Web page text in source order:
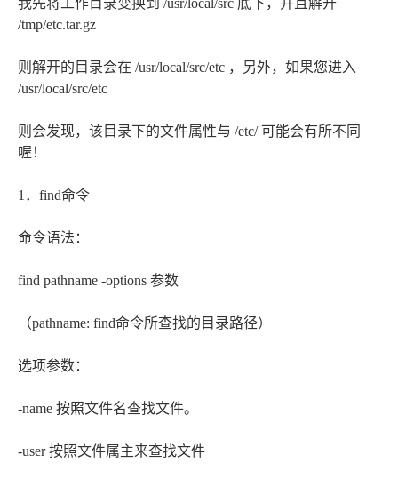
我先将工作目录变换到 /usr/local/src 底下，并且解开
/tmp/etc.tar.gz
则解开的目录会在 /usr/local/src/etc ，另外，如果您进入
/usr/local/src/etc
则会发现，该目录下的文件属性与 /etc/ 可能会有所不同
喔！
1．find命令
命令语法：
find pathname -options 参数
（pathname: find命令所查找的目录路径）
选项参数：
-name 按照文件名查找文件。
-user 按照文件属主来查找文件